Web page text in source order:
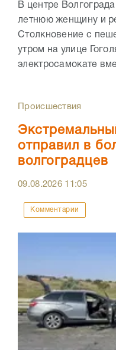
В центре
летнюю женщину и
Столкновение с
утром на улице
электросамокате
Происшествия
отправил в
волгоградцев
09.08.2026 11:05
Комментарии